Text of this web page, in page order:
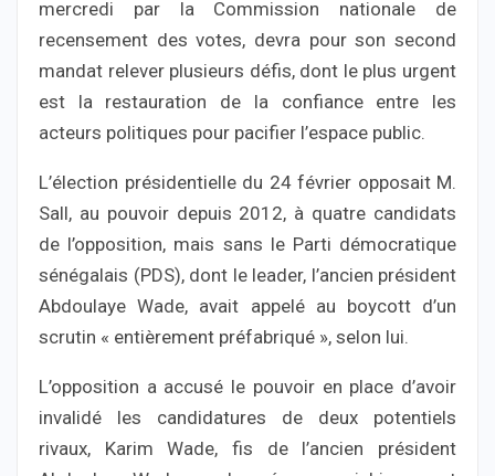
mercredi par la Commission nationale de
recensement des votes, devra pour son second
mandat relever plusieurs défis, dont le plus urgent
est la restauration de la confiance entre les
acteurs politiques pour pacifier l’espace public.
L’élection présidentielle du 24 février opposait M.
Sall, au pouvoir depuis 2012, à quatre candidats
de l’opposition, mais sans le Parti démocratique
sénégalais (PDS), dont le leader, l’ancien président
Abdoulaye Wade, avait appelé au boycott d’un
scrutin « entièrement préfabriqué », selon lui.
L’opposition a accusé le pouvoir en place d’avoir
invalidé les candidatures de deux potentiels
rivaux, Karim Wade, fis de l’ancien président